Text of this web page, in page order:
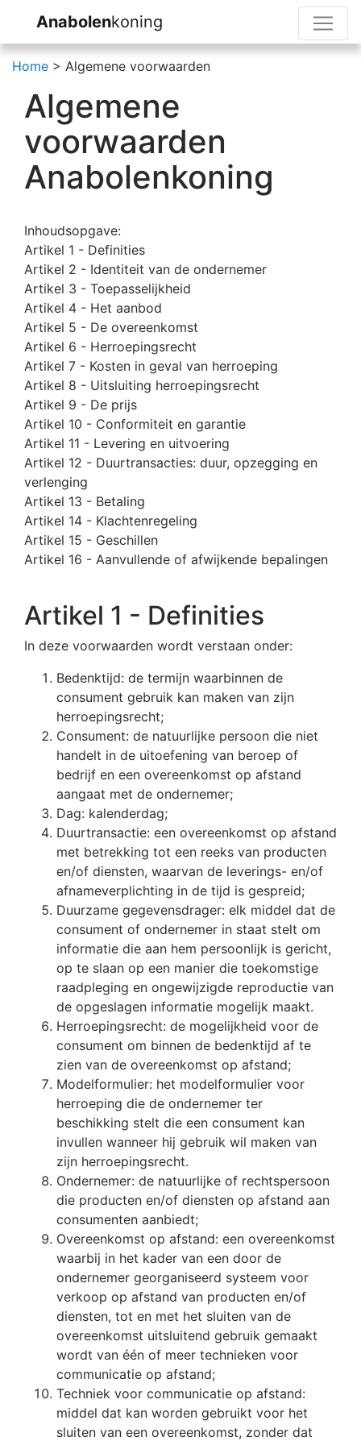
Anabolenkoning
Home > Algemene voorwaarden
Algemene
voorwaarden
Anabolenkoning
Inhoudsopgave:
Artikel 1 - Definities
Artikel 2 - Identiteit van de ondernemer
Artikel 3 - Toepasselijkheid
Artikel 4 - Het aanbod
Artikel 5 - De overeenkomst
Artikel 6 - Herroepingsrecht
Artikel 7 - Kosten in geval van herroeping
Artikel 8 - Uitsluiting herroepingsrecht
Artikel 9 - De prijs
Artikel 10 - Conformiteit en garantie
Artikel 11 - Levering en uitvoering
Artikel 12 - Duurtransacties: duur, opzegging en
verlenging
Artikel 13 - Betaling
Artikel 14 - Klachtenregeling
Artikel 15 - Geschillen
Artikel 16 - Aanvullende of afwijkende bepalingen
Artikel 1 - Definities
In deze voorwaarden wordt verstaan onder:
Bedenktijd: de termijn waarbinnen de
consument gebruik kan maken van zijn
herroepingsrecht;
Consument: de natuurlijke persoon die niet
handelt in de uitoefening van beroep of
bedrijf en een overeenkomst op afstand
aangaat met de ondernemer;
Dag: kalenderdag;
Duurtransactie: een overeenkomst op afstand
met betrekking tot een reeks van producten
en/of diensten, waarvan de leverings- en/of
afnameverplichting in de tijd is gespreid;
Duurzame gegevensdrager: elk middel dat de
consument of ondernemer in staat stelt om
informatie die aan hem persoonlijk is gericht,
op te slaan op een manier die toekomstige
raadpleging en ongewijzigde reproductie van
de opgeslagen informatie mogelijk maakt.
Herroepingsrecht: de mogelijkheid voor de
consument om binnen de bedenktijd af te
zien van de overeenkomst op afstand;
Modelformulier: het modelformulier voor
herroeping die de ondernemer ter
beschikking stelt die een consument kan
invullen wanneer hij gebruik wil maken van
zijn herroepingsrecht.
Ondernemer: de natuurlijke of rechtspersoon
die producten en/of diensten op afstand aan
consumenten aanbiedt;
Overeenkomst op afstand: een overeenkomst
waarbij in het kader van een door de
ondernemer georganiseerd systeem voor
verkoop op afstand van producten en/of
diensten, tot en met het sluiten van de
overeenkomst uitsluitend gebruik gemaakt
wordt van één of meer technieken voor
communicatie op afstand;
Techniek voor communicatie op afstand:
middel dat kan worden gebruikt voor het
sluiten van een overeenkomst, zonder dat